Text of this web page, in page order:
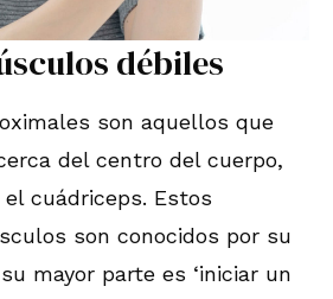
débiles
son aquellos que
del centro del cuerpo,
cuádriceps. Estos
son conocidos por su
mayor parte es ‘iniciar un